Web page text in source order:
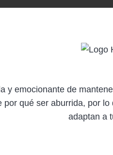
y emocionante de
qué ser aburrida, por
adaptan a